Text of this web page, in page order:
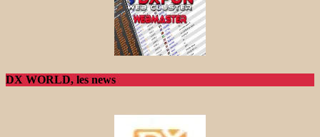
DX WORLD, les news